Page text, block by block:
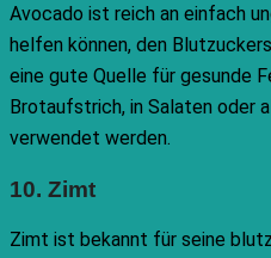
Avocado ist reich an einfach
helfen können, den
eine gute Quelle für gesunde
Brotaufstrich, in Salaten oder
verwendet werden.
10. Zimt
Zimt ist bekannt für seine